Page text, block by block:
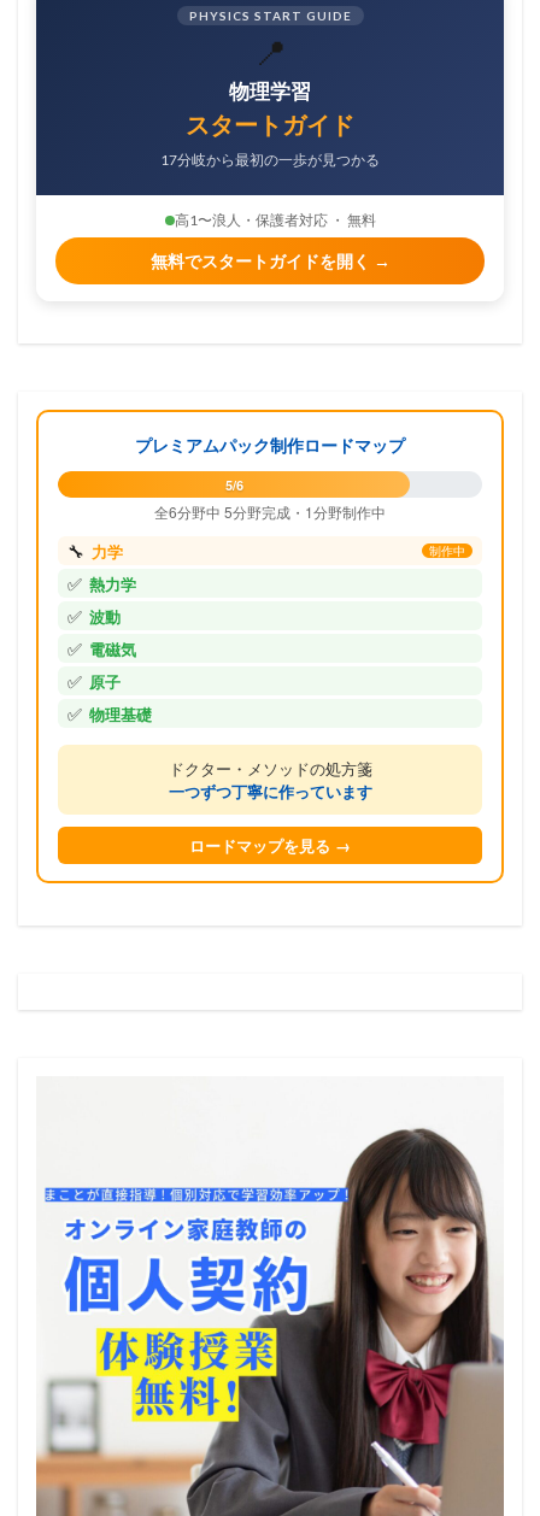
PHYSICS START GUIDE
📍
物理学習
スタートガイド
17分岐から最初の一歩が見つかる
高1〜浪人・保護者対応 ・ 無料
無料でスタートガイドを開く →
プレミアムパック制作ロードマップ
5/6
全6分野中 5分野完成・1分野制作中
🔧 力学 制作中
✅ 熱力学
✅ 波動
✅ 電磁気
✅ 原子
✅ 物理基礎
ドクター・メソッドの処方箋
一つずつ丁寧に作っています
ロードマップを見る →